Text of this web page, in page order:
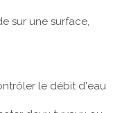
sur une surface,
le débit d'eau